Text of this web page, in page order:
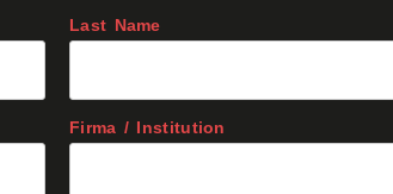
Last Name
Firma / Institution